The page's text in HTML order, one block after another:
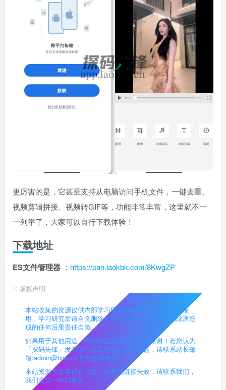
更厉害的是，它甚至支持从电脑访问手机文件，一键去重、
视频剪辑拼接、视频转GIF等，功能非常丰富，这里就不一
一列举了，大家可以自行下载体验！
下载地址
ES文件管理器 ： https://pan.laokbk.com/8KwgZP
© 版权声明
本站收集的资源仅供内部学习研究软件设计思想和原理使
用，学习研究后请自觉删除，请勿传播，因未及时删除所造
成的任何后果责任自负。
如果用于其他用途，请购买正版支持作者，谢谢！若您认为
「探码先锋」发布的内容若侵犯到您的权益，请联系站长邮
箱:admin@txav.cn 进行删除处理。
本站资源大多存储在云盘，如发现链接失效，请联系我们，
我们会第一时间更新。